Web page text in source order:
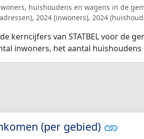
huishoudens en wagens in de
2024 (inwoners), 2024
kerncijfers van STATBEL voor de
inwoners, het aantal
(per gebied)